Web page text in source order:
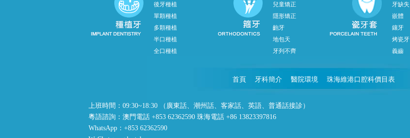
後牙種植
單顆種植
多顆種植
半口種植
全口種植
兒童矯正
隱形矯正
齙牙
地包天
牙列不齊
牙缺失
嵌體
鑲牙
烤瓷牙
義齒
首頁 牙科簡介 醫院環境 珠海維港口腔科價目表
上班時間：09:30~18:30 （廣東話、潮州話、客家話、英語、普通話接診）
粵語諮詢：澳門電話 +853 62362590 珠海電話 +86 13823397816
WhatsApp：+853 62362590